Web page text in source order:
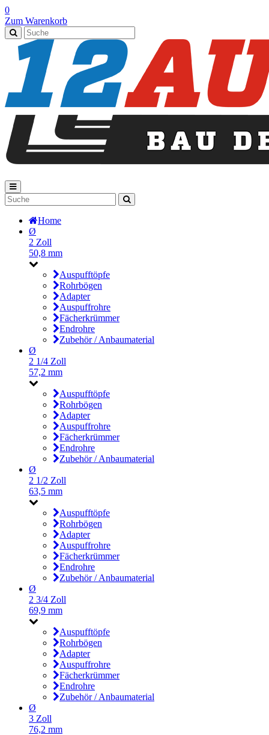
0
Zum Warenkorb
Home
Ø
2 Zoll
50,8 mm
Auspufftöpfe
Rohrbögen
Adapter
Auspuffrohre
Fächerkrümmer
Endrohre
Zubehör / Anbaumaterial
Ø
2 1/4 Zoll
57,2 mm
Auspufftöpfe
Rohrbögen
Adapter
Auspuffrohre
Fächerkrümmer
Endrohre
Zubehör / Anbaumaterial
Ø
2 1/2 Zoll
63,5 mm
Auspufftöpfe
Rohrbögen
Adapter
Auspuffrohre
Fächerkrümmer
Endrohre
Zubehör / Anbaumaterial
Ø
2 3/4 Zoll
69,9 mm
Auspufftöpfe
Rohrbögen
Adapter
Auspuffrohre
Fächerkrümmer
Endrohre
Zubehör / Anbaumaterial
Ø
3 Zoll
76,2 mm